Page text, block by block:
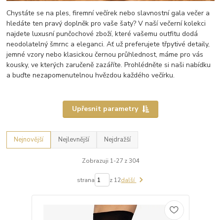
Chystáte se na ples, firemní večírek nebo slavnostní gala večer a
hledáte ten pravý doplněk pro vaše šaty? V naší večerní kolekci
najdete luxusní punčochové zboží, které vašemu outfitu dodá
neodolatelný šmrnc a eleganci. Ať už preferujete třpytivé detaily,
jemné vzory nebo klasickou černou průhlednost, máme pro vás
kousky, ve kterých zaručeně zazáříte. Prohlédněte si naši nabídku
a buďte nezapomenutelnou hvězdou každého večírku.
Upřesnit parametry
Nejnovější Nejlevnější Nejdražší
Zobrazuji 1-27 z 304
strana z 12další